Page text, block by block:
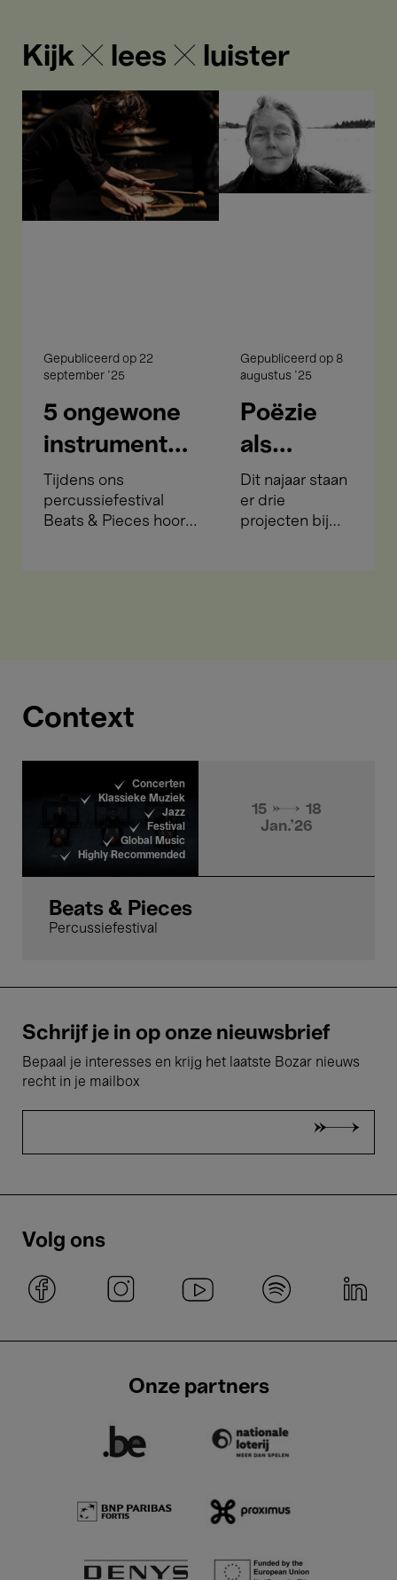
Kijk ✕ lees ✕ luister
ongewone
instrumenten
de
maat
tijdens
Gepubliceerd op 22
september '25
5 ongewone
instrumenten
die de maat
slaan tijdens
Tijdens ons
percussiefestival
Beats & Pieces hoor
Poëzie
hybride
ruimte
Gepubliceerd op 8
augustus '25
Poëzie
als
hybride
ruimte
Dit najaar staan
er drie
projecten bij
Context
Concerten
Klassieke Muziek
Jazz
Festival
Global Music
Highly Recommended
15 → 18
Jan.'26
Beats & Pieces
Percussiefestival
Schrijf je in op onze nieuwsbrief
Bepaal je interesses en krijg het laatste Bozar nieuws
recht in je mailbox
Volg ons
Onze partners